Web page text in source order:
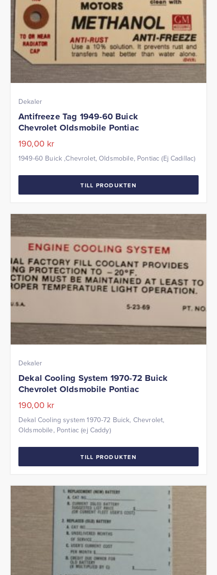
Dekaler
Antifreeze Tag 1949-60 Buick
Chevrolet Oldsmobile Pontiac
190,00 kr
1949-60 Buick ,Chevrolet, Oldsmobile, Pontiac (Ej Cadillac)
TILL PRODUKTEN
Dekaler
Dekal Cooling System 1970-72 Buick
Chevrolet Oldsmobile Pontiac
190,00 kr
Dekal Cooling system 1970-72 Buick, Chevrolet,
Oldsmobile, Pontiac (ej Caddy)
TILL PRODUKTEN